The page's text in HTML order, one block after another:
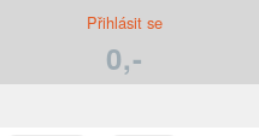
Přihlásit se
0,-